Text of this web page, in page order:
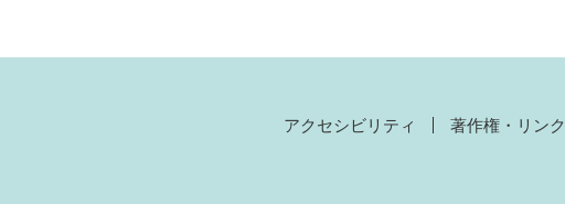
アクセシビリティ 著作権・リンク